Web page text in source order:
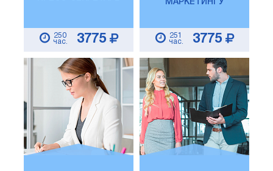
250
час.
3775
МАРКЕТИНГУ
251
час.
3775